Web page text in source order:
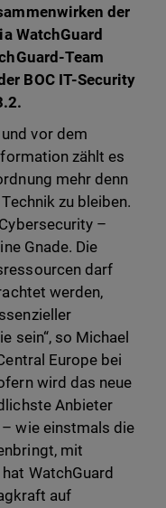
der
WatchGuard
Team
BOC IT-Security
vor dem
zählt es
mehr denn
zu bleiben.
–
Gnade. Die
darf
werden,
sein“, so Michael
Europe bei
wird das neue
Anbieter
wie einstmals die
mit
WatchGuard
auf